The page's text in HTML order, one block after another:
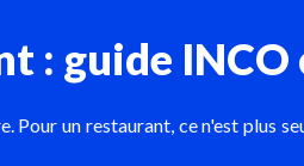
: guide
un restaurant, ce n'est plus